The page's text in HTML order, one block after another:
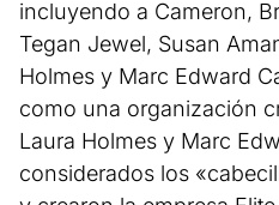
incluyendo a Cameron,
Tegan Jewel, Susan
Holmes y Marc Edward
como una organización
Laura Holmes y Marc
considerados los